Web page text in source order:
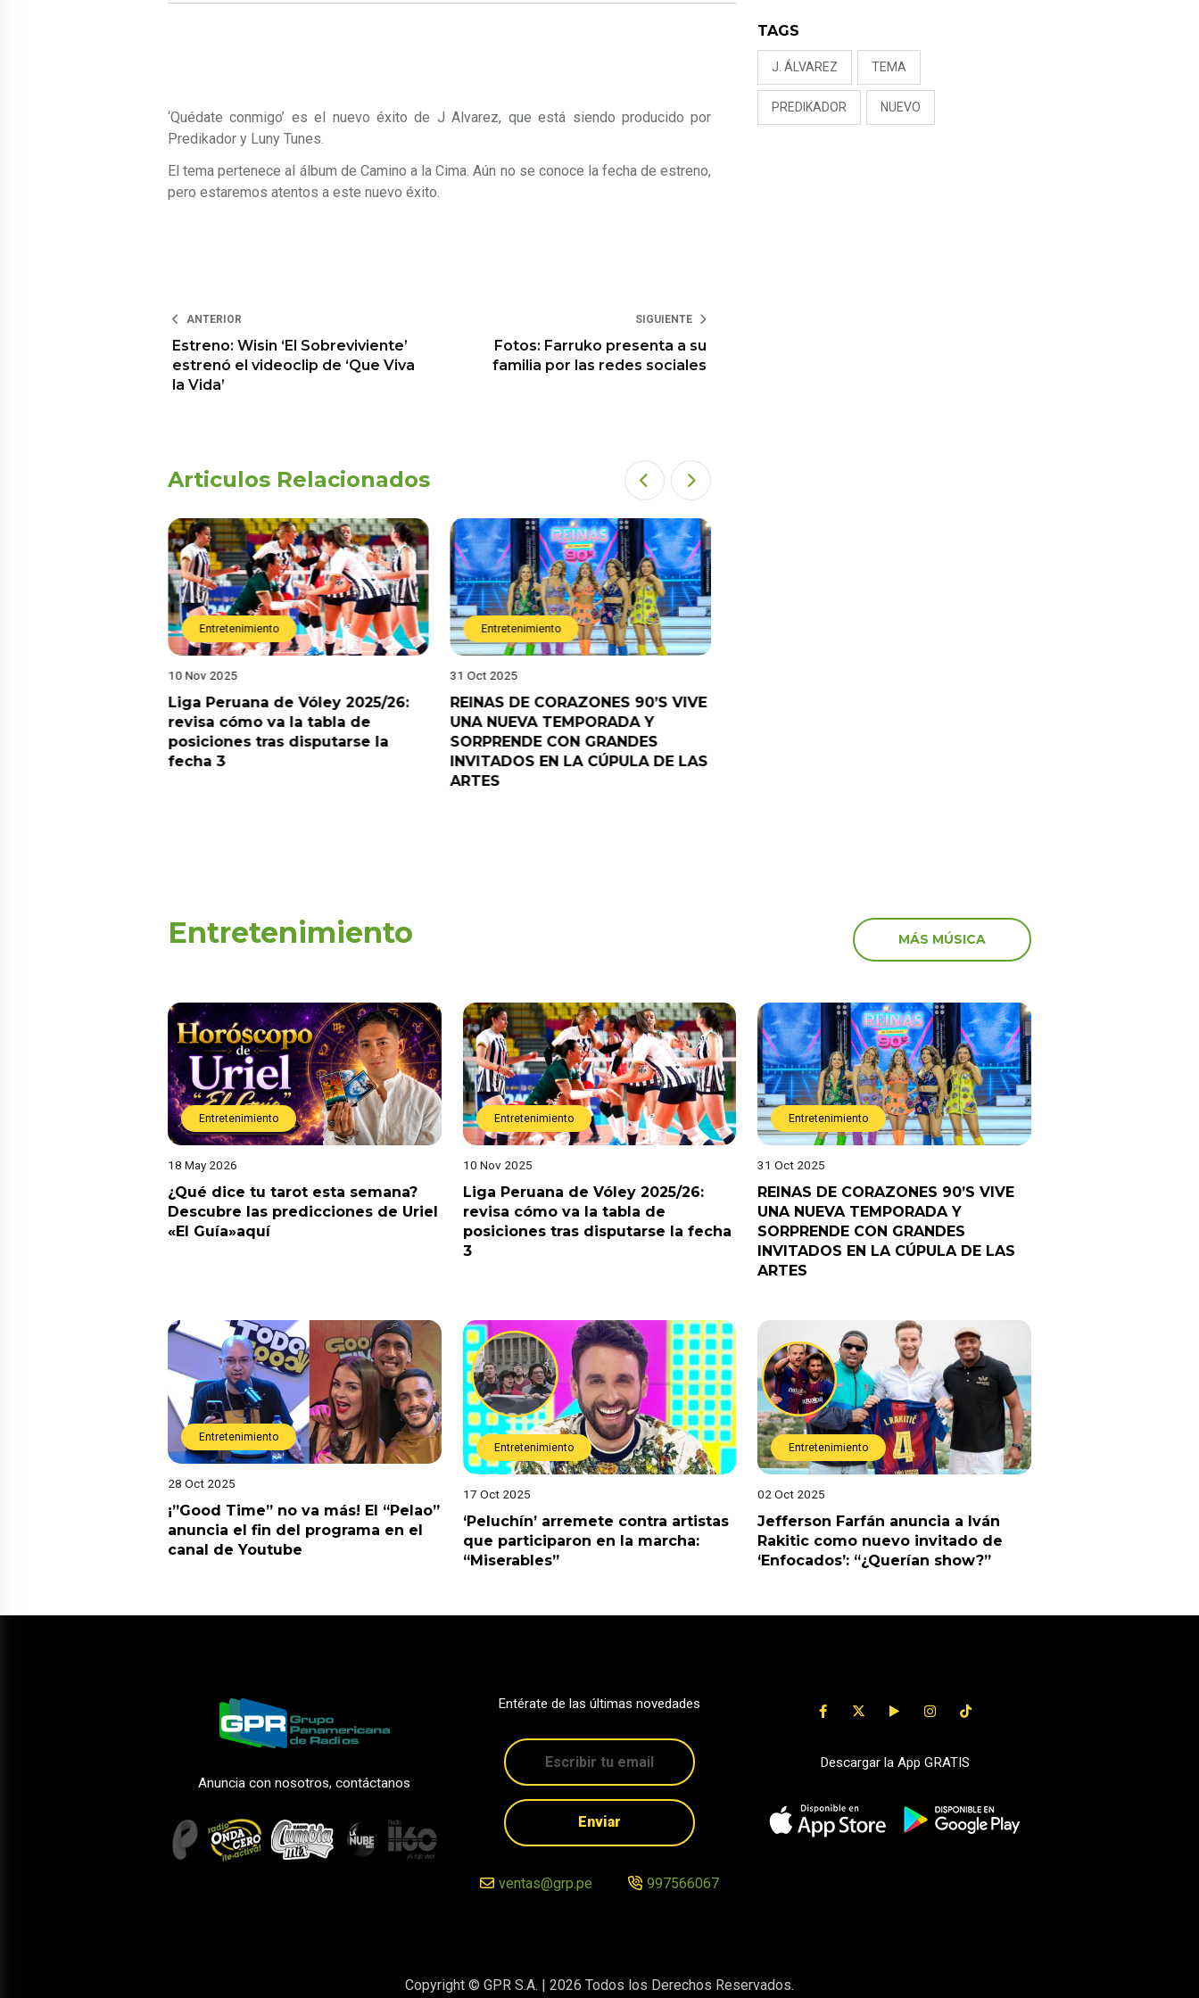
‘Quédate conmigo’ es el nuevo éxito de J Alvarez, que está siendo producido por
Predikador y Luny Tunes.
El tema pertenece al álbum de Camino a la Cima. Aún no se conoce la fecha de estreno,
pero estaremos atentos a este nuevo éxito.
ANTERIOR
Estreno: Wisin ‘El Sobreviviente’
estrenó el videoclip de ‘Que Viva
la Vida’
SIGUIENTE
Fotos: Farruko presenta a su
familia por las redes sociales
Articulos Relacionados
Entretenimiento
10 Nov 2025
Liga Peruana de Vóley 2025/26:
revisa cómo va la tabla de
posiciones tras disputarse la
fecha 3
Entretenimiento
31 Oct 2025
REINAS DE CORAZONES 90’S VIVE
UNA NUEVA TEMPORADA Y
SORPRENDE CON GRANDES
INVITADOS EN LA CÚPULA DE LAS
ARTES
TAGS
J. ÁLVAREZ TEMA
PREDIKADOR NUEVO
Entretenimiento MÁS MÚSICA
Entretenimiento
18 May 2026
¿Qué dice tu tarot esta semana?
Descubre las predicciones de Uriel
«El Guía»aquí
Entretenimiento
10 Nov 2025
Liga Peruana de Vóley 2025/26:
revisa cómo va la tabla de
posiciones tras disputarse la fecha
3
Entretenimiento
31 Oct 2025
REINAS DE CORAZONES 90’S VIVE
UNA NUEVA TEMPORADA Y
SORPRENDE CON GRANDES
INVITADOS EN LA CÚPULA DE LAS
ARTES
Entretenimiento
28 Oct 2025
¡”Good Time” no va más! El “Pelao”
anuncia el fin del programa en el
canal de Youtube
Entretenimiento
17 Oct 2025
‘Peluchín’ arremete contra artistas
que participaron en la marcha:
“Miserables”
Entretenimiento
02 Oct 2025
Jefferson Farfán anuncia a Iván
Rakitic como nuevo invitado de
‘Enfocados’: “¿Querían show?”
Anuncia con nosotros, contáctanos
Entérate de las últimas novedades
Enviar
ventas@grp.pe 997566067
Descargar la App GRATIS
Copyright © GPR S.A. | 2026 Todos los Derechos Reservados.